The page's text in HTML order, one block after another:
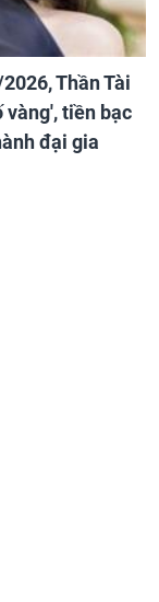
Thần Tài
vàng', tiền bạc
đại gia